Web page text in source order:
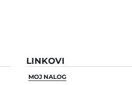
LINKOVI
MOJ NALOG